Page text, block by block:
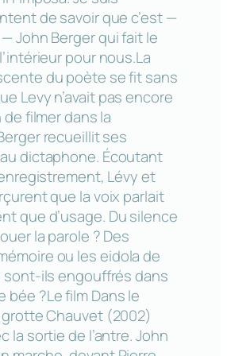
de savoir que c’est —
John Berger qui fait le
pour nous.La
du poète se fit sans
Levy n’avait pas encore
de filmer dans la
recueillit ses
dictaphone. Écoutant
Lévy et
que la voix parlait
que d’usage. Du silence
la parole ? Des
ou leseidolade
sont-ils engouffrés dans
bée ?Le filmDans le
Chauvet (2002)
la sortie de l’antre. John